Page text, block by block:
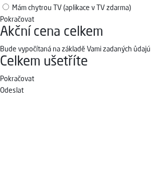
Mám chytrou TV (aplikace v TV zdarma)
Pokračovat
Akční cena celkem
Bude vypočítaná na základě Vami zadaných ůdajú
Celkem ušetříte
Pokračovat
Odeslat